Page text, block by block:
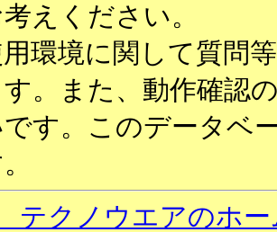
えください。
環境に関して質問
す。また、動作確認
です。このデータベ
クノウエアのホー